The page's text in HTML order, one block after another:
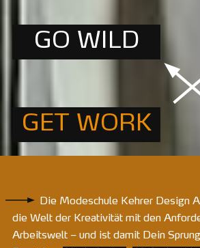
GO WILD
GET WORK
Die Modeschule Kehrer Design
die Welt der Kreativität mit den
Arbeitswelt – und ist damit Dein